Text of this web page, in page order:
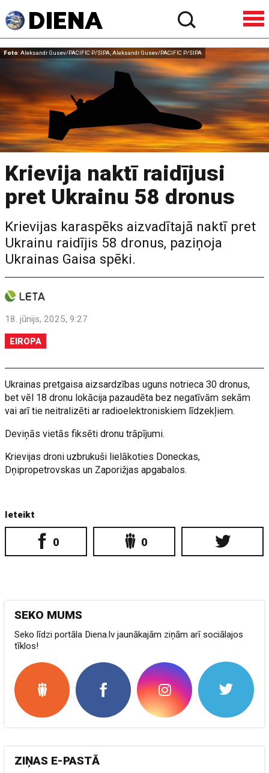
Foto: Aleksandr Gusev/PACIFIC P/SIPA, Aleksandr Gusev/PACIFIC P/SIPA
Krievija naktī raidījusi
pret Ukrainu 58 dronus
Krievijas karaspēks aizvadītajā naktī pret
Ukrainu raidījis 58 dronus, paziņoja
Ukrainas Gaisa spēki.
18. jūnijs, 2025, 9:27
EIROPA
Ukrainas pretgaisa aizsardzības uguns notrieca 30 dronus,
bet vēl 18 dronu lokācija pazaudēta bez negatīvām sekām
vai arī tie neitralizēti ar radioelektroniskiem līdzekļiem.
Deviņās vietās fiksēti dronu trāpījumi.
Krievijas droni uzbrukuši lielākoties Doneckas,
Dņipropetrovskas un Zaporižjas apgabalos.
Ieteikt
0 0
SEKO MUMS
Seko līdzi portāla Diena.lv jaunākajām ziņām arī sociālajos
tīklos!
ZIŅAS E-PASTĀ